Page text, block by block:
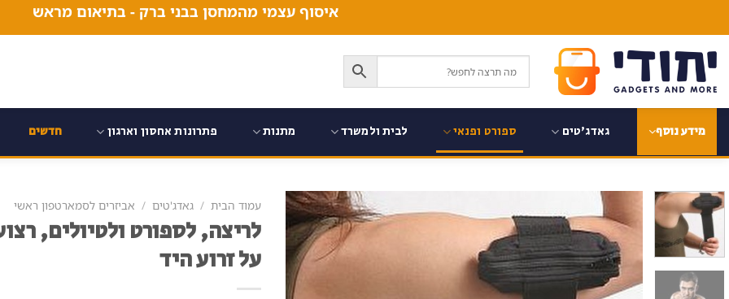
content
איסוף עצמי מהמחסן בבני ברק - בתיאום מראש
מידע נוסף גאדג'טים ספורט ופנאי לבית ולמשרד מתנות פתרונות אחסון וארגון חדשים
עמוד הבית / גאדג'טים / אביזרים לסמארטפון ראשי
לריצה, לספורט ולטיולים,
על זרוע היד